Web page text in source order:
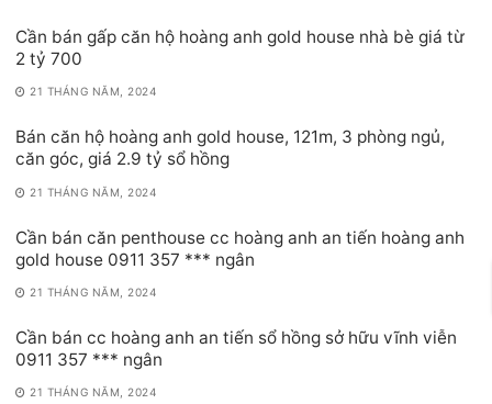
Cần bán gấp căn hộ hoàng anh gold house nhà bè giá từ
2 tỷ 700
21 THÁNG NĂM, 2024
Bán căn hộ hoàng anh gold house, 121m, 3 phòng ngủ,
căn góc, giá 2.9 tỷ sổ hồng
21 THÁNG NĂM, 2024
Cần bán căn penthouse cc hoàng anh an tiến hoàng anh
gold house 0911 357 *** ngân
21 THÁNG NĂM, 2024
Cần bán cc hoàng anh an tiến sổ hồng sở hữu vĩnh viễn
0911 357 *** ngân
21 THÁNG NĂM, 2024